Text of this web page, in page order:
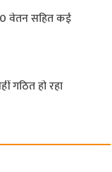
वेतन सहित कई
गठित हो रहा